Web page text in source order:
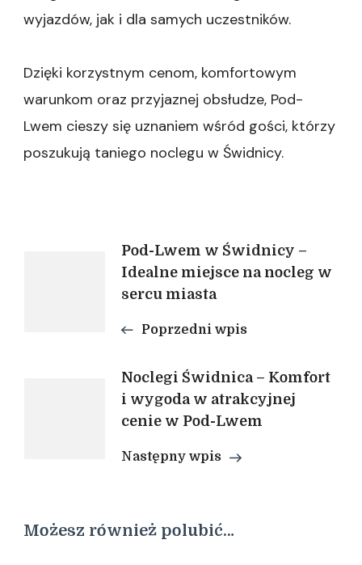
wyjazdów, jak i dla samych uczestników.
Dzięki korzystnym cenom, komfortowym
warunkom oraz przyjaznej obsłudze, Pod-
Lwem cieszy się uznaniem wśród gości, którzy
poszukują taniego noclegu w Świdnicy.
Nawigacja
wpisu
Pod-Lwem w Świdnicy –
Idealne miejsce na nocleg w
sercu miasta
Poprzedni wpis
Noclegi Świdnica – Komfort
i wygoda w atrakcyjnej
cenie w Pod-Lwem
Następny wpis
Możesz również polubić…